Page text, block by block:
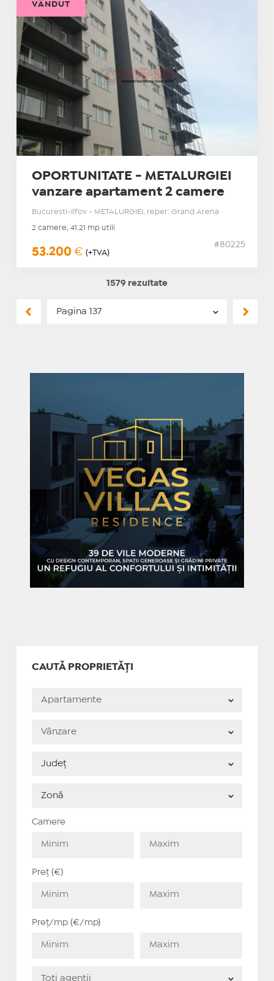
OPORTUNITATE - METALURGIEI
vanzare apartament 2 camere
Bucuresti-Ilfov - METALURGIEI, reper: Grand Arena
2 camere, 41.21 mp utili
53.200 € (+TVA)
#80225
VÂNDUT
1579 rezultate
CAUTĂ PROPRIETĂȚI
Camere
Preț (€)
Preț/mp (€/mp)